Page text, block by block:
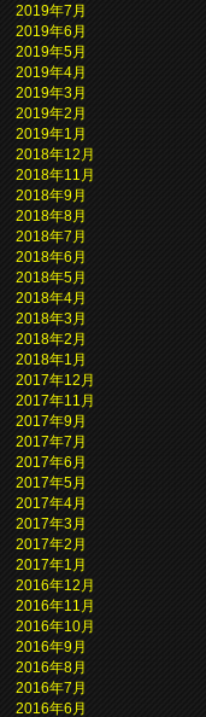
2019年7月
2019年6月
2019年5月
2019年4月
2019年3月
2019年2月
2019年1月
2018年12月
2018年11月
2018年9月
2018年8月
2018年7月
2018年6月
2018年5月
2018年4月
2018年3月
2018年2月
2018年1月
2017年12月
2017年11月
2017年9月
2017年7月
2017年6月
2017年5月
2017年4月
2017年3月
2017年2月
2017年1月
2016年12月
2016年11月
2016年10月
2016年9月
2016年8月
2016年7月
2016年6月